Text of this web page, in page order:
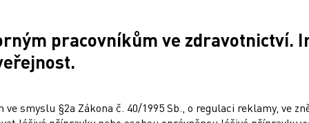
dochází částečně k opětovnému
koncept, že obezita je
pracovníkům ve zdravotnictví.
smyslu §2a Zákona č. 40/1995 Sb., o regulaci reklamy, ve